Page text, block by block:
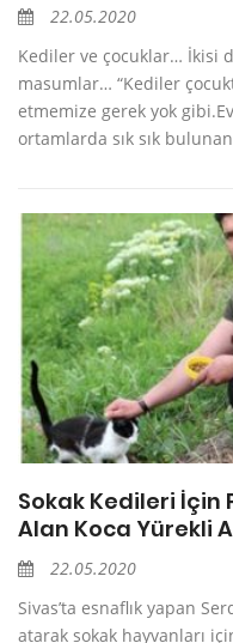
22.05.2020
Kediler ve çocuklar… İkisi
masumlar… “Kediler
etmemize gerek yok
ortamlarda sık sık
Sokak Kedileri İçin
Alan Koca Yürekli
22.05.2020
Sivas’ta esnaflık yapan
atarak sokak hayvanları